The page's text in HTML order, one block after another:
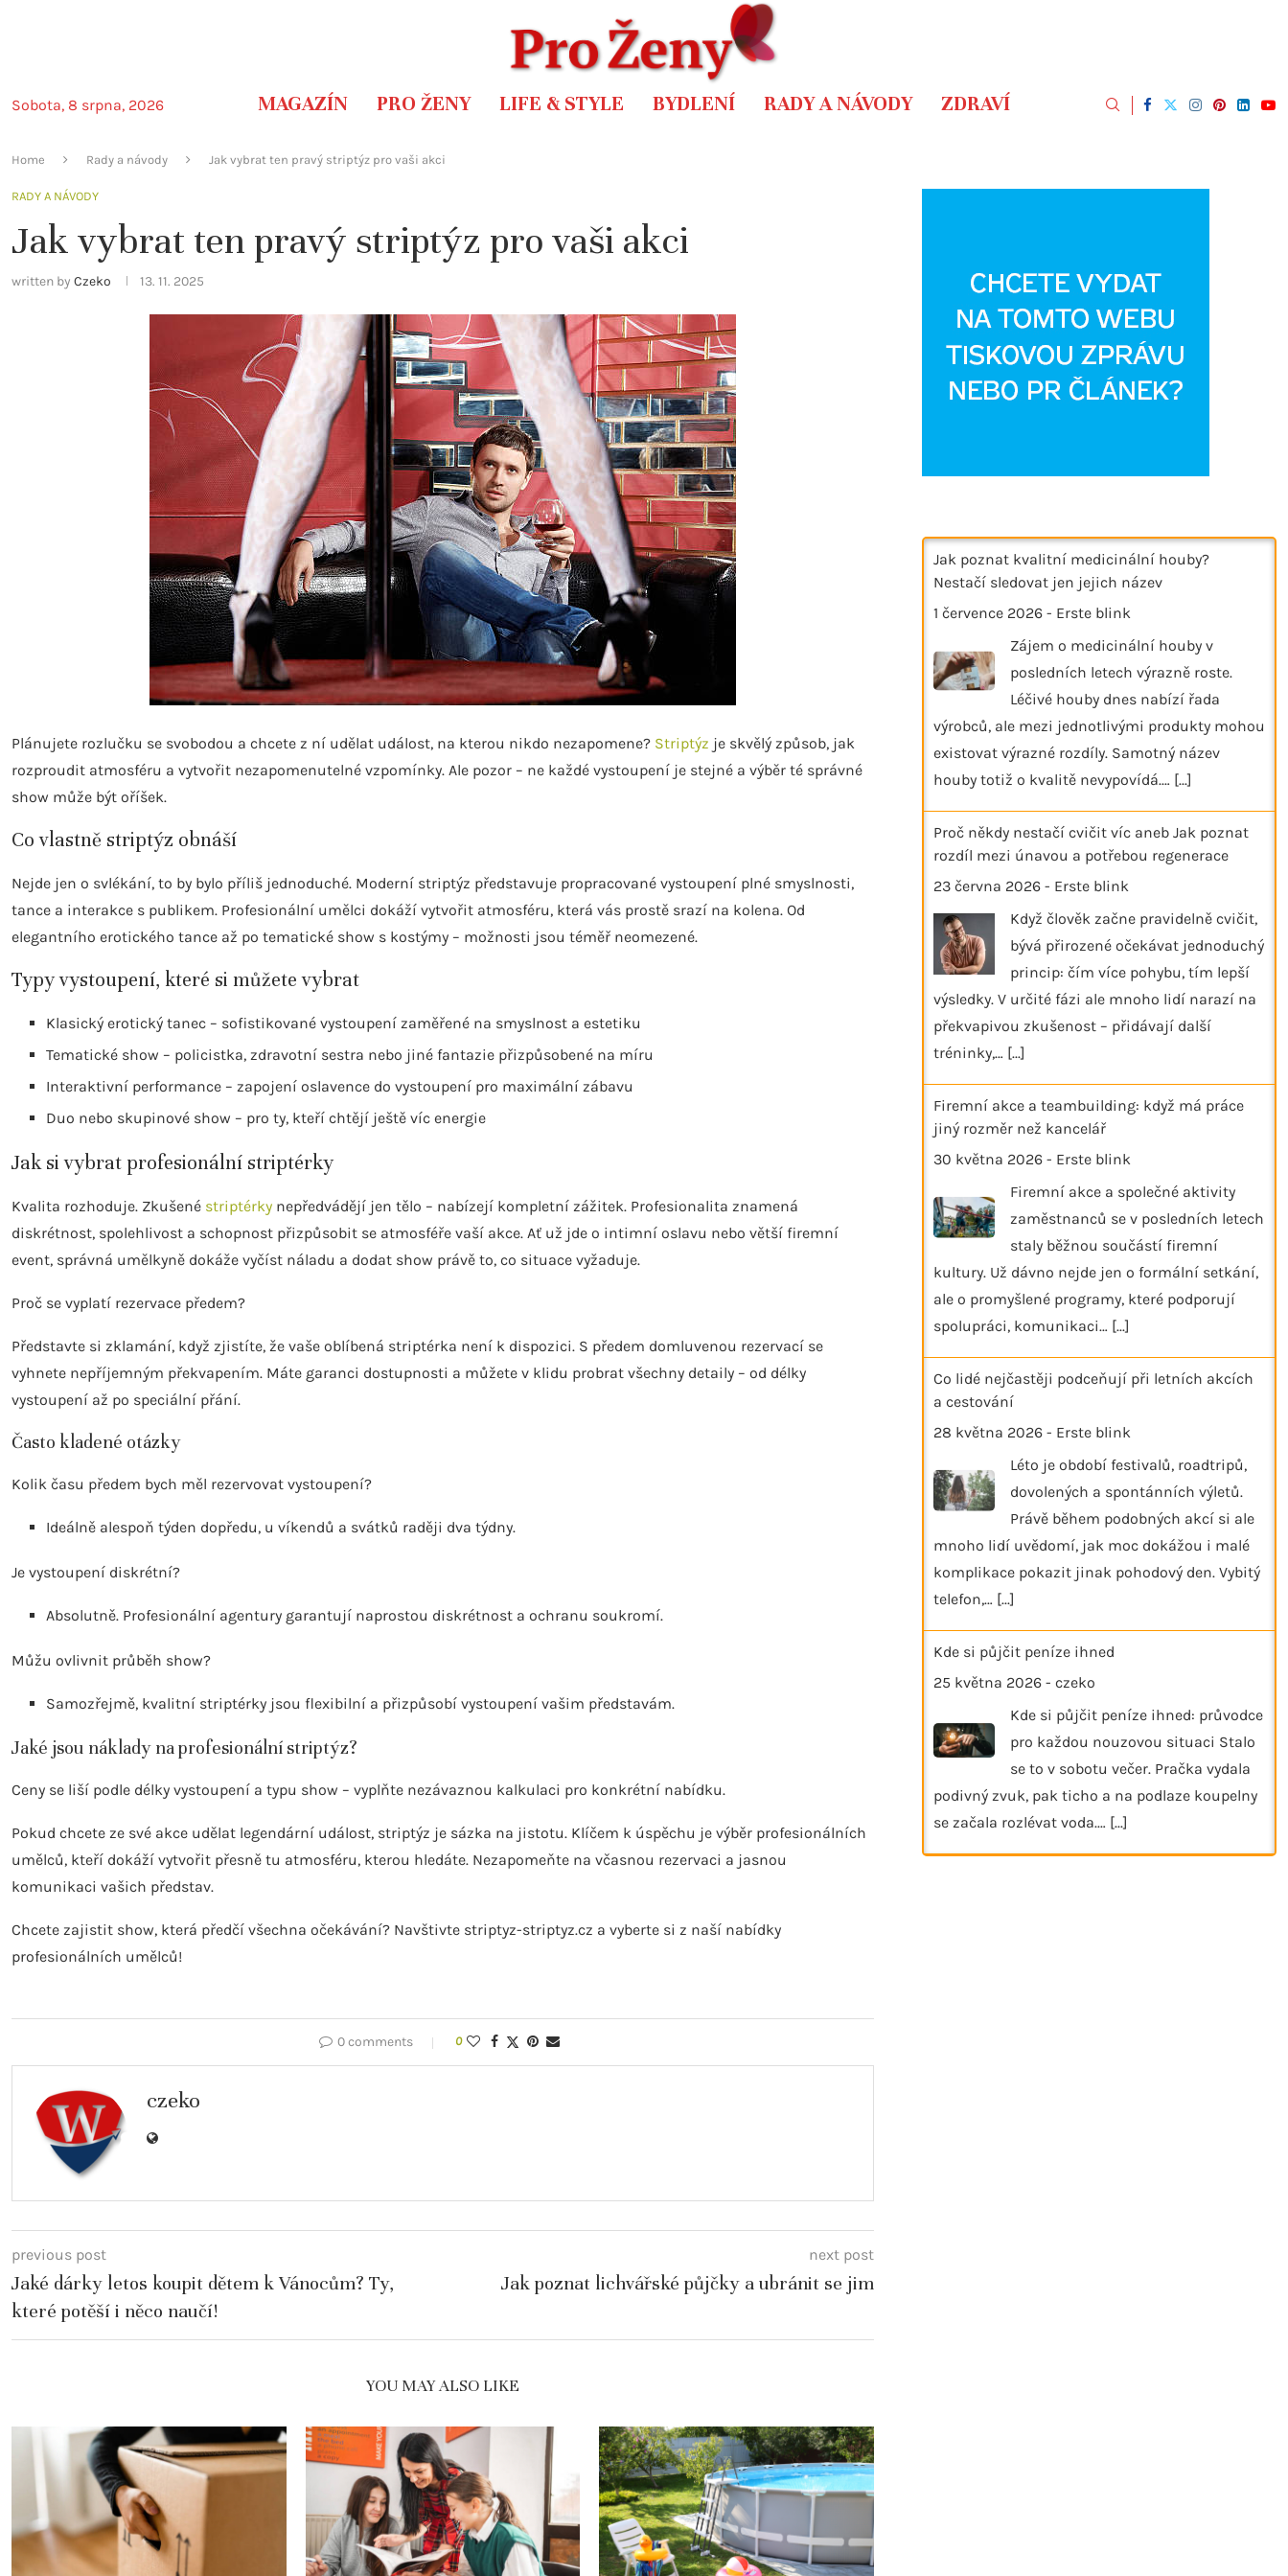
Sobota, 8 srpna, 2026 MAGAZÍN PRO ŽENY LIFE & STYLE BYDLENÍ RADY A NÁVODY ZDRAVÍ
Home Rady a návody Jak vybrat ten pravý striptýz pro vaši akci
RADY A NÁVODY
Jak vybrat ten pravý striptýz pro vaši akci
written by Czeko 13. 11. 2025
Plánujete rozlučku se svobodou a chcete z ní udělat událost, na kterou nikdo nezapomene? Striptýz je skvělý způsob, jak
rozproudit atmosféru a vytvořit nezapomenutelné vzpomínky. Ale pozor – ne každé vystoupení je stejné a výběr té správné
show může být oříšek.
Co vlastně striptýz obnáší
Nejde jen o svlékání, to by bylo příliš jednoduché. Moderní striptýz představuje propracované vystoupení plné smyslnosti,
tance a interakce s publikem. Profesionální umělci dokáží vytvořit atmosféru, která vás prostě srazí na kolena. Od
elegantního erotického tance až po tematické show s kostýmy – možnosti jsou téměř neomezené.
Typy vystoupení, které si můžete vybrat
Klasický erotický tanec – sofistikované vystoupení zaměřené na smyslnost a estetiku
Tematické show – policistka, zdravotní sestra nebo jiné fantazie přizpůsobené na míru
Interaktivní performance – zapojení oslavence do vystoupení pro maximální zábavu
Duo nebo skupinové show – pro ty, kteří chtějí ještě víc energie
Jak si vybrat profesionální striptérky
Kvalita rozhoduje. Zkušené striptérky nepředvádějí jen tělo – nabízejí kompletní zážitek. Profesionalita znamená
diskrétnost, spolehlivost a schopnost přizpůsobit se atmosféře vaší akce. Ať už jde o intimní oslavu nebo větší firemní
event, správná umělkyně dokáže vyčíst náladu a dodat show právě to, co situace vyžaduje.
Proč se vyplatí rezervace předem?
Představte si zklamání, když zjistíte, že vaše oblíbená striptérka není k dispozici. S předem domluvenou rezervací se
vyhnete nepříjemným překvapením. Máte garanci dostupnosti a můžete v klidu probrat všechny detaily – od délky
vystoupení až po speciální přání.
Často kladené otázky
Kolik času předem bych měl rezervovat vystoupení?
Ideálně alespoň týden dopředu, u víkendů a svátků raději dva týdny.
Je vystoupení diskrétní?
Absolutně. Profesionální agentury garantují naprostou diskrétnost a ochranu soukromí.
Můžu ovlivnit průběh show?
Samozřejmě, kvalitní striptérky jsou flexibilní a přizpůsobí vystoupení vašim představám.
Jaké jsou náklady na profesionální striptýz?
Ceny se liší podle délky vystoupení a typu show – vyplňte nezávaznou kalkulaci pro konkrétní nabídku.
Pokud chcete ze své akce udělat legendární událost, striptýz je sázka na jistotu. Klíčem k úspěchu je výběr profesionálních
umělců, kteří dokáží vytvořit přesně tu atmosféru, kterou hledáte. Nezapomeňte na včasnou rezervaci a jasnou
komunikaci vašich představ.
Chcete zajistit show, která předčí všechna očekávání? Navštivte striptyz-striptyz.cz a vyberte si z naší nabídky
profesionálních umělců!
0 comments 0
czeko
previous post
Jaké dárky letos koupit dětem k Vánocům? Ty,
které potěší i něco naučí!
next post
Jak poznat lichvářské půjčky a ubránit se jim
YOU MAY ALSO LIKE
Jak poznat kvalitní medicinální houby?
Nestačí sledovat jen jejich název
1 července 2026 - Erste blink
Zájem o medicinální houby v
posledních letech výrazně roste.
Léčivé houby dnes nabízí řada
výrobců, ale mezi jednotlivými produkty mohou
existovat výrazné rozdíly. Samotný název
houby totiž o kvalitě nevypovídá.… [...]
Proč někdy nestačí cvičit víc aneb Jak poznat
rozdíl mezi únavou a potřebou regenerace
23 června 2026 - Erste blink
Když člověk začne pravidelně cvičit,
bývá přirozené očekávat jednoduchý
princip: čím více pohybu, tím lepší
výsledky. V určité fázi ale mnoho lidí narazí na
překvapivou zkušenost – přidávají další
tréninky,… [...]
Firemní akce a teambuilding: když má práce
jiný rozměr než kancelář
30 května 2026 - Erste blink
Firemní akce a společné aktivity
zaměstnanců se v posledních letech
staly běžnou součástí firemní
kultury. Už dávno nejde jen o formální setkání,
ale o promyšlené programy, které podporují
spolupráci, komunikaci… [...]
Co lidé nejčastěji podceňují při letních akcích
a cestování
28 května 2026 - Erste blink
Léto je období festivalů, roadtripů,
dovolených a spontánních výletů.
Právě během podobných akcí si ale
mnoho lidí uvědomí, jak moc dokážou i malé
komplikace pokazit jinak pohodový den. Vybitý
telefon,… [...]
Kde si půjčit peníze ihned
25 května 2026 - czeko
Kde si půjčit peníze ihned: průvodce
pro každou nouzovou situaci Stalo
se to v sobotu večer. Pračka vydala
podivný zvuk, pak ticho a na podlaze koupelny
se začala rozlévat voda.… [...]